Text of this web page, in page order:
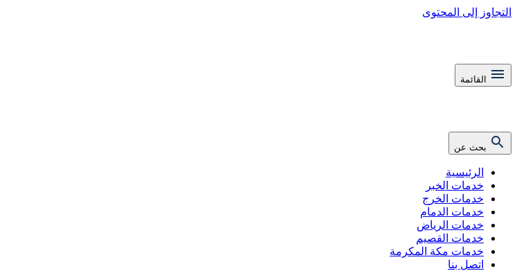
التجاوز إلى المحتوى
القائمة
بحث عن
الرئيسية
خدمات الخبر
خدمات الخرج
خدمات الدمام
خدمات الرياض
خدمات القصيم
خدمات مكة المكرمة
اتصل بنا